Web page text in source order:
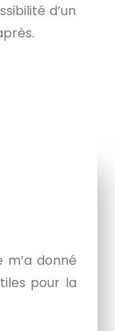
d’un
études, de
mes
»